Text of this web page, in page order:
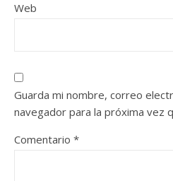
Web
Guarda mi nombre, correo
navegador para la próxima vez
Comentario *